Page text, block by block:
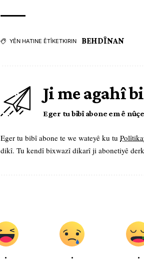
YÊN HATINE ÊTÎKETKIRIN BEHDÎNAN
Ji me agahî
Eger tu bibî abone em ê
Eger tu bibî abone te we wateyê ku tu
dikî. Tu kendî bixwazî dikarî ji abonetiyê
. . .